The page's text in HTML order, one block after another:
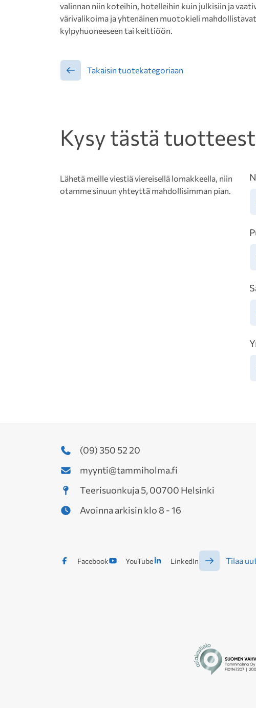
valinnan niin koteihin, hotelleihin kuin julkisiin ja
värivalikoima ja yhtenäinen muotokieli
kylpyhuoneeseen tai keittiöön.
Takaisin tuotekategoriaan
Kysy tästä
Lähetä meille viestiä viereisellä lomakkeella, niin
otamme sinuun yhteyttä mahdollisimman pian.
(09) 350 52 20
myynti@tammiholma.fi
Teerisuonkuja 5, 00700 Helsinki
Avoinna arkisin klo 8 - 16
Facebook YouTube LinkedIn Tilaa